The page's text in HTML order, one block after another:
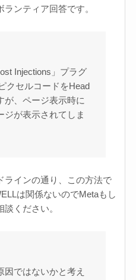
ンティア回答です。
Injections」プラグ
クセルコードをHead
が、ページ表示時に
ジが表示されてしま
ラインの通り、この方法で
は関係ないのでMetaもし
ください。
因ではないかと考え